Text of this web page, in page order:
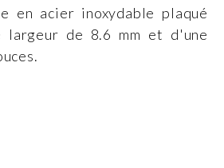
en acier inoxydable plaqué
largeur de 8.6 mm et d'une